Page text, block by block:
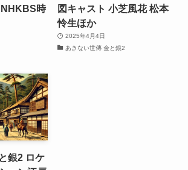
時
図キャスト 小芝風花 松本
怜生ほか
2025年4月4日
あきない世傳 金と銀2
銀2 ロケ